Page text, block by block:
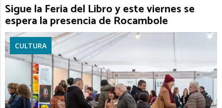
Sigue la Feria del Libro y este viernes se
espera la presencia de Rocambole
CULTURA